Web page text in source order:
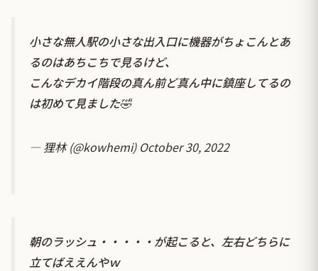
小さな無人駅の小さな出入口に機器がちょこんとあ
るのはあちこちで見るけど、
こんなデカイ階段の真ん前ど真ん中に鎮座してるの
は初めて見ました🤣
— 狸林 (@kowhemi) October 30, 2022
朝のラッシュ・・・・・が起こると、左右どちらに
立てばええんやｗ